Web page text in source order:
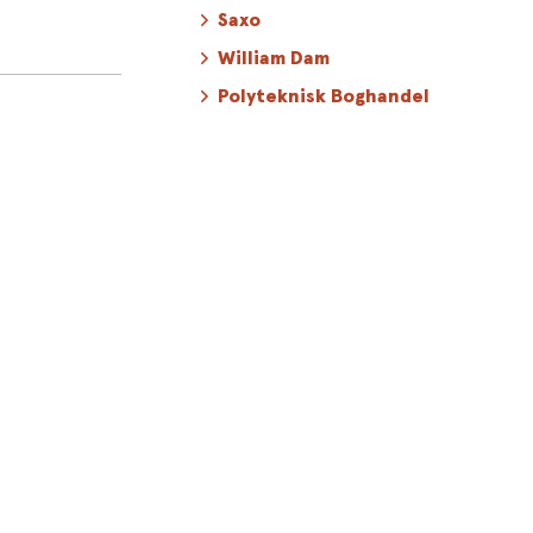
der skaber
Saxo
William Dam
Polyteknisk Boghandel